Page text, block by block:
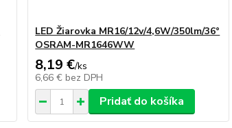
LED Žiarovka MR16/12v/4,6W/350lm/36°
OSRAM-MR1646WW
8,19 €/ks
6,66 € bez DPH
Pridať do košíka